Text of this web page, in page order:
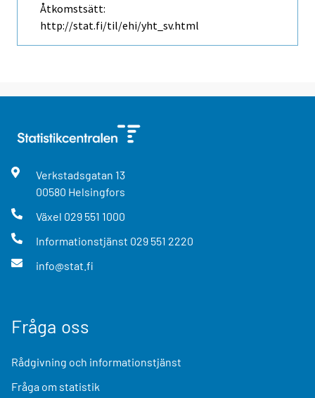
Åtkomstsätt:
http://stat.fi/til/ehi/yht_sv.html
Verkstadsgatan 13
00580 Helsingfors
Växel 029 551 1000
Informationstjänst 029 551 2220
info@stat.fi
Fråga oss
Rådgivning och informationstjänst
Fråga om statistik